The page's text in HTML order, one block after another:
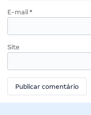
E-mail *
Site